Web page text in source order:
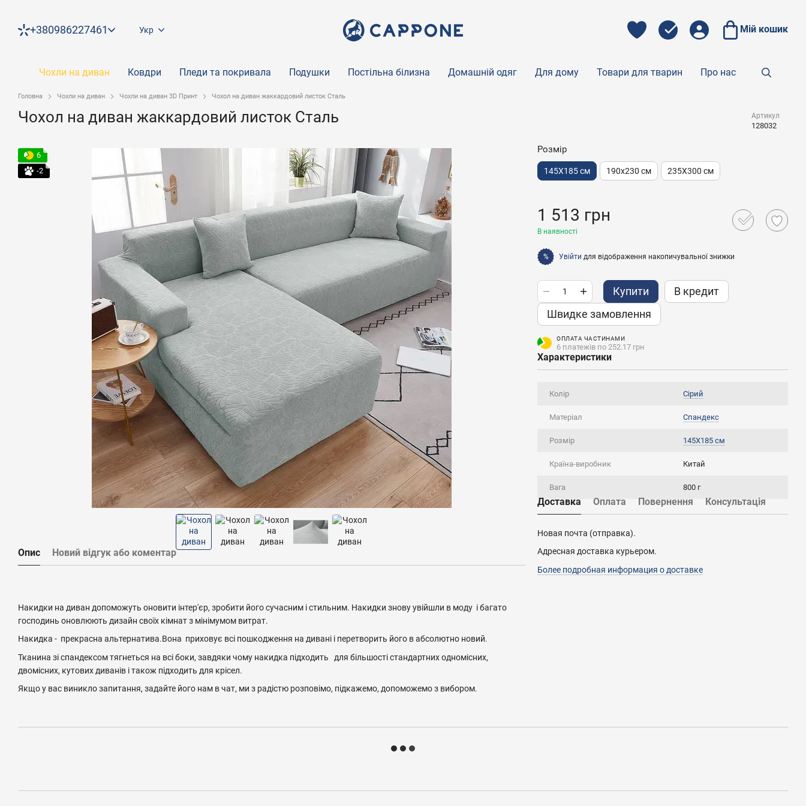
+380986227461 Укр Мій кошик
Чохли на диван Ковдри Пледи та покривала Подушки Постільна білизна Домашній одяг Для дому Товари для тварин Про нас
Головна Чохли на диван Чохли на диван 3D Принт Чохол на диван жаккардовий листок Сталь
Чохол на диван жаккардовий листок Сталь Артикул
128032
6
-2
Опис Новий відгук або коментар
Накидки на диван допоможуть оновити інтер'єр, зробити його сучасним і стильним. Накидки знову увійшли в моду і багато
господинь оновлюють дизайн своїх кімнат з мінімумом витрат.
Накидка - прекрасна альтернатива.Вона приховує всі пошкодження на дивані і перетворить його в абсолютно новий.
Тканина зі спандексом тягнеться на всі боки, завдяки чому накидка підходить для більшості стандартних одномісних,
двомісних, кутових диванів і також підходить для крісел.
Якщо у вас виникло запитання, задайте його нам в чат, ми з радістю розповімо, підкажемо, допоможемо з вибором.
Розмір
145Х185 см 190х230 см 235Х300 см
1 513 грн
В наявності
% Увійти для відображення накопичувальної знижки
Купити
В кредит
Швидке замовлення
ОПЛАТА ЧАСТИНАМИ
6 платежів по 252.17 грн
Характеристики
Колір Сірий
Матеріал Спандекс
Розмір 145Х185 см
Країна-виробник Китай
Вага 800 г
Доставка Оплата Повернення Консультація
Новая почта (отправка).
Адресная доставка курьером.
Более подробная информация о доставке